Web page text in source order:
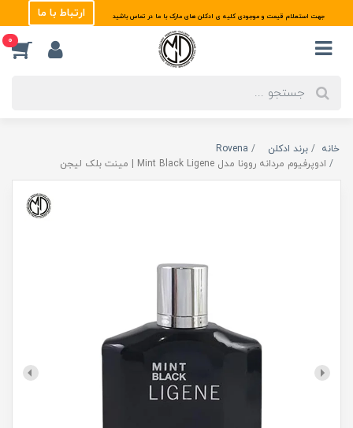
جهت استعلام قیمت و موجودی کلیه ی ادکلن های مارک با ما در تماس باشید ارتباط با ما
0
خانه برند ادکلن
Rovena
ادوپرفیوم مردانه روونا مدل Mint Black Ligene | مینت بلک لیجن